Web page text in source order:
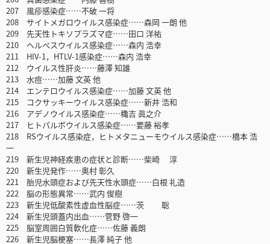
207 風疹感染症……不破 一将
208 サイトメガロウイルス感染症……森岡 一朗 他
209 先天性トキソプラズマ症……田口 洋祐
210 ヘルペスウイルス感染症……森内 浩幸
211 HIV-1，HTLV-1感染症……森内 浩幸
212 ウイルス性肝炎……藤澤 知雄
213 水痘……加藤 文英 他
214 エンテロウイルス感染症……加藤 文英 他
215 コクサッキーウイルス感染症……新井 浩和
216 アデノウイルス感染症……穐吉 眞之介
217 ヒトパルボウイルス感染症……要藤 裕孝
218 RSウイルス感染症，ヒトメタニューモウイルス感染症……橋本 浩
一
219 新生児神経疾患の症状と診断……柴崎 淳
220 新生児発作……奥村 彰久
221 胎児水頭症および先天性水頭症……白根 礼造
222 脳の形態異常……武内 俊樹
223 新生児低酸素性虚血性脳症……茨 聡
224 新生児頭蓋内出血……菅野 啓一
225 脳室周囲白質軟化症……佐藤 義朗
226 新生児脳梗塞……長澤 純子 他